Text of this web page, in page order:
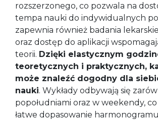
rozszerzonego, co pozwala na
tempa nauki do indywidualnych
zapewnia również badania
oraz dostęp do aplikacji
teorii. Dzięki elastycznym
teoretycznych i praktycznych,
może znaleźć dogodny dla
nauki. Wykłady odbywają się
popołudniami oraz w weekendy,
łatwe dopasowanie